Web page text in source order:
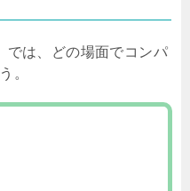
では、どの場面でコンパ
。